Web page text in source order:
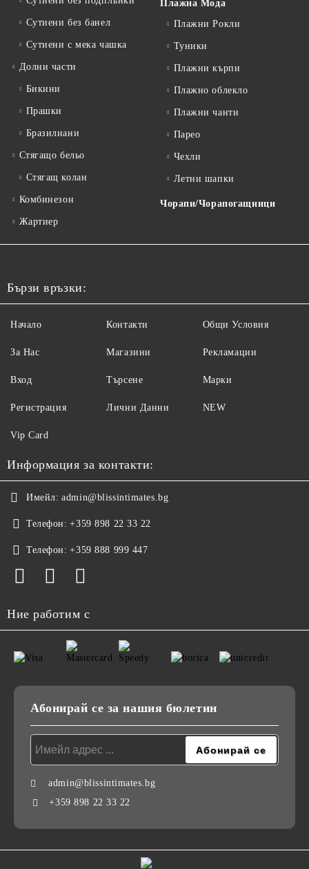
Сутиени без банел
Сутиени с мека чашка
Долни части
Бикини
Прашки
Бразилиани
Стягащо бельо
Стягащ колан
Комбинезон
Жартиер
Плажна Мода
Плажни Рокли
Туники
Плажни кърпи
Плажно облекло
Плажни чанти
Парео
Чехли
Летни шапки
Чорапи/Чорапогащници
Бързи връзки:
Начало
За Нас
Вход
Регистрация
Контакти
Магазини
Търсене
Лични Данни
Общи Условия
Рекламации
Марки
NEW
Vip Card
Информация за контакти:
Имейл: admin@blissintimates.bg
Телефон: +359 898 22 33 22
Телефон: +359 888 999 447
Ние работим с
Абонирай се за нашия бюлетин
admin@blissintimates.bg
+359 898 22 33 22